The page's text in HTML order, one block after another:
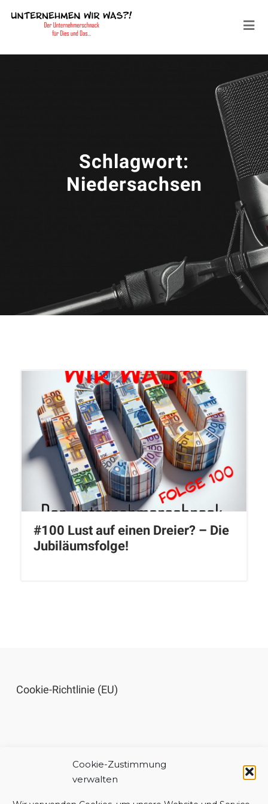
Cookie-Zustimmung
verwalten
Schlagwort:
Niedersachsen
#100 Lust auf einen Dreier? – Die
Jubiläumsfolge!
Cookie-Richtlinie (EU)